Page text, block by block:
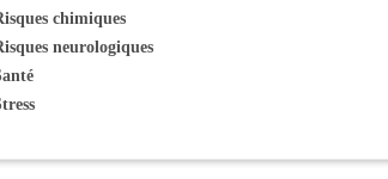
chimiques
neurologiques